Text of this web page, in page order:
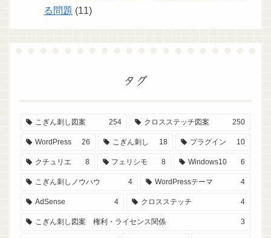
る問題 (11)
タグ
こぎん刺し図案 254 クロスステッチ図案 250
WordPress 26 こぎん刺し 18 プラグイン 10
クチュリエ 8 フェリシモ 8 Windows10 6
こぎん刺しノウハウ 4 WordPressテーマ 4
AdSense 4 クロスステッチ 4
こぎん刺し図案 権利・ライセンス関係 3